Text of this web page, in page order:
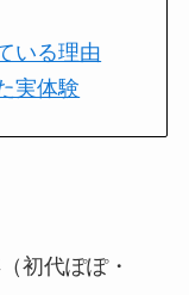
いる理由
実体験
初代ぽぽ・